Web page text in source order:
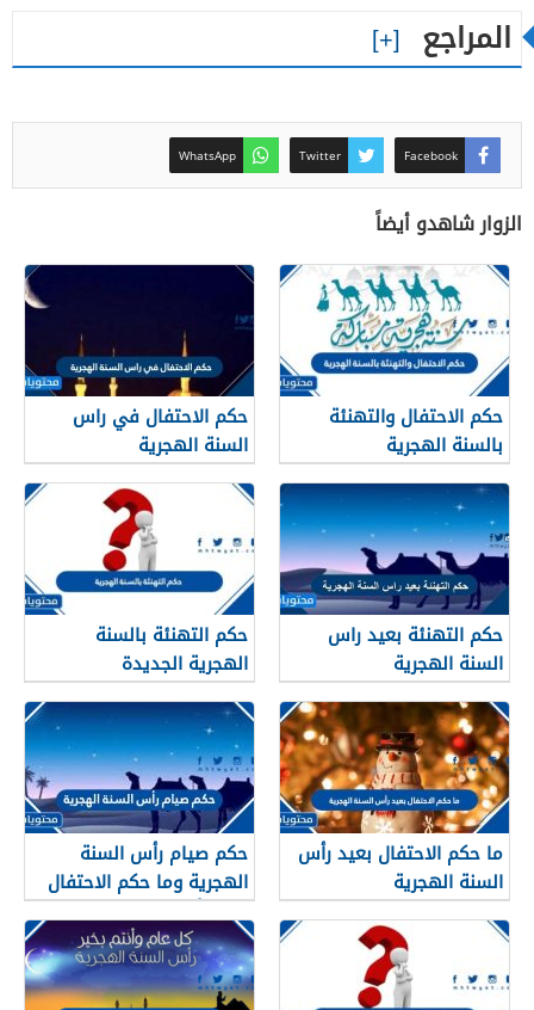
المراجع
Facebook
Twitter
WhatsApp
الزوار شاهدو أيضاً
حكم الاحتفال والتهنئة
بالسنة الهجرية
حكم الاحتفال في راس
السنة الهجرية
حكم التهنئة بعيد راس
السنة الهجرية
حكم التهنئة بالسنة
الهجرية الجديدة
ما حكم الاحتفال بعيد رأس
السنة الهجرية
حكم صيام رأس السنة
الهجرية وما حكم الاحتفال
بعيد رأس السنه الهجريه